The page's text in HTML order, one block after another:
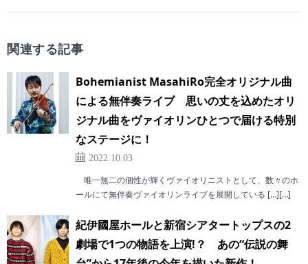
関連する記事
Bohemianist MasahiRo完全オリジナル曲
による無伴奏ライブ 思いの丈を込めたオリ
ジナル曲をヴァイオリンひとつで届ける特別
なステージに！
2022.10.03
唯一無二の個性が輝くヴァイオリニストとして、数々のホ
ールにて無伴奏ヴァイオリンライブを展開している […][…]
紀伊國屋ホールと新宿シアタートップスの2
劇場で1つの物語を上演!？ あの“伝説の舞